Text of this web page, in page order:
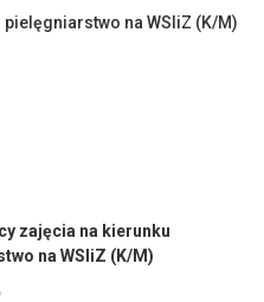
na WSIiZ (K/M)
zajęcia na kierunku
na WSIiZ (K/M)